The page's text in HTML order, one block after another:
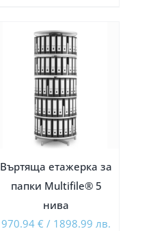
Въртяща етажерка за
папки Multifile® 5
нива
970.94€ / 1898.99 лв.